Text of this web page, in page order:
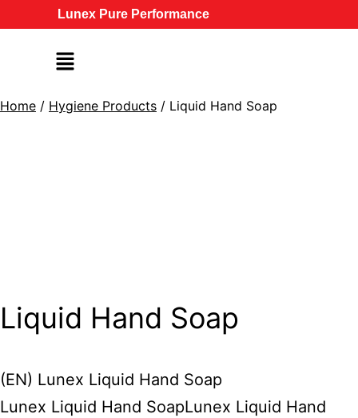
Lunex Pure Performance
Home / Hygiene Products / Liquid Hand Soap
Liquid Hand Soap
(EN) Lunex Liquid Hand Soap
Lunex Liquid Hand SoapLunex Liquid Hand